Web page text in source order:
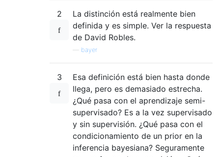
2
La distinción está realmente bien
definida y es simple. Ver la respuesta
de David Robles.
bayer
3
Esa definición está bien hasta donde
llega, pero es demasiado estrecha.
¿Qué pasa con el aprendizaje semi-
supervisado? Es a la vez supervisado
y sin supervisión. ¿Qué pasa con el
condicionamiento de un prior en la
inferencia bayesiana? Seguramente